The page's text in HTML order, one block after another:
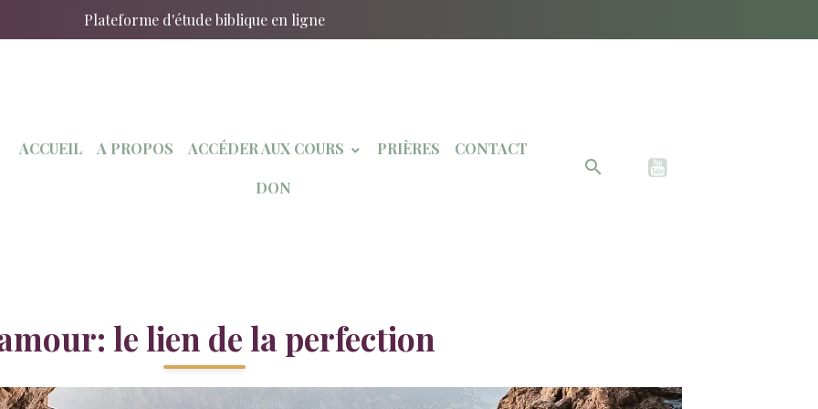
Plateforme d'étude biblique en ligne
ACCUEIL A PROPOS ACCÉDER AUX COURS PRIÈRES CONTACT
DON
le lien de la perfection